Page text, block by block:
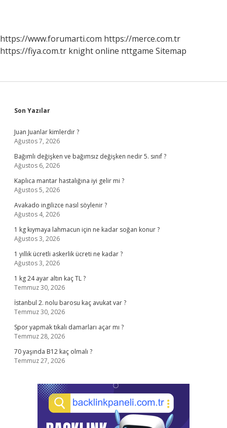
https://www.forumarti.com https://merce.com.tr
https://fiya.com.tr knight online nttgame Sitemap
Sidebar
Son Yazılar
Juan Juanlar kimlerdir ?
Ağustos 7, 2026
Bağımlı değişken ve bağımsız değişken nedir 5. sınıf ?
Ağustos 6, 2026
Kaplıca mantar hastalığına iyi gelir mi ?
Ağustos 5, 2026
Avakado ingilizce nasıl söylenir ?
Ağustos 4, 2026
1 kg kıymaya lahmacun için ne kadar soğan konur ?
Ağustos 3, 2026
1 yıllık ücretli askerlik ücreti ne kadar ?
Ağustos 3, 2026
1 kg 24 ayar altın kaç TL ?
Temmuz 30, 2026
İstanbul 2. nolu barosu kaç avukat var ?
Temmuz 30, 2026
Spor yapmak tıkalı damarları açar mı ?
Temmuz 28, 2026
70 yaşında B12 kaç olmalı ?
Temmuz 27, 2026